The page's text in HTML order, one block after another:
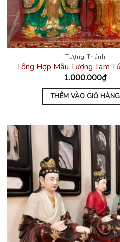
Tượng Thánh
Tổng Hợp Mẫu Tượng Tam
1.000.000₫
THÊM VÀO GIỎ HÀNG